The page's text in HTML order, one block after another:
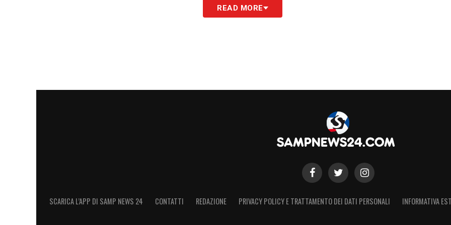
READ MORE
SCARICA L’APP DI SAMP NEWS 24 CONTATTI REDAZIONE PRIVACY POLICY E TRATTAMENTO DEI DATI PERSONALI INFORMATIVA